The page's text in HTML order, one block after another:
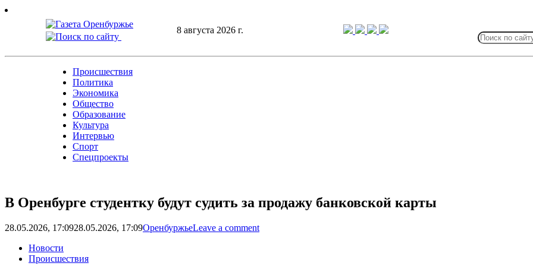
Skip
8 августа 2026 г.
for:
Происшествия
Политика
Экономика
Общество
Образование
Культура
Интервью
Спорт
Спецпроекты
В Оренбурге студентку будут судить за продажу банковской карты
28.05.2026, 17:0928.05.2026, 17:09ОренбуржьеLeave a comment
Новости
Происшествия